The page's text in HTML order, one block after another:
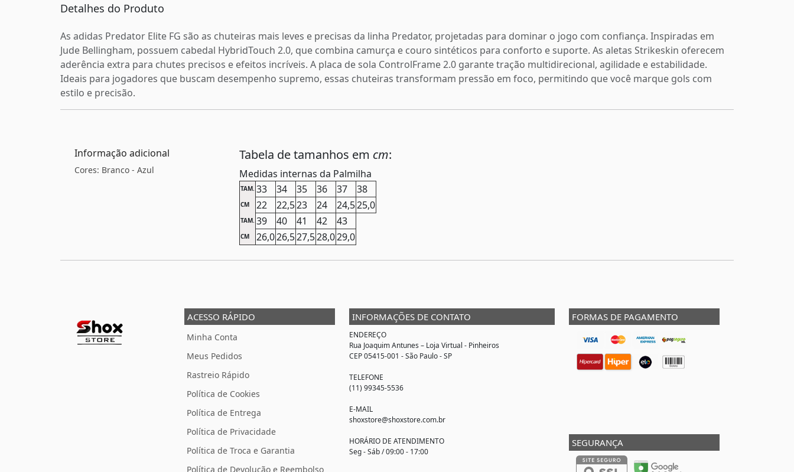
Detalhes do Produto
As adidas Predator Elite FG são as chuteiras mais leves e precisas da linha Predator, projetadas para dominar o jogo com confiança. Inspiradas em
Jude Bellingham, possuem cabedal HybridTouch 2.0, que combina camurça e couro sintéticos para conforto e suporte. As aletas Strikeskin oferecem
aderência extra para chutes precisos e efeitos incríveis. A placa de sola ControlFrame 2.0 garante tração multidirecional, agilidade e estabilidade.
Ideais para jogadores que buscam desempenho supremo, essas chuteiras transformam pressão em foco, permitindo que você marque gols com
estilo e precisão.
Informação adicional
Cores: Branco - Azul
Tabela de tamanhos em cm:
Medidas internas da Palmilha
TAM. 33 34 35 36 37 38
CM 22 22,523 24 24,525,0
TAM. 39 40 41 42 43
CM 26,026,527,528,029,0
ACESSO RÁPIDO
Minha Conta
Meus Pedidos
Rastreio Rápido
Política de Cookies
Política de Entrega
Política de Privacidade
Política de Troca e Garantia
Política de Devolução e Reembolso
INFORMAÇÕES DE CONTATO
ENDEREÇO
Rua Joaquim Antunes – Loja Virtual - Pinheiros
CEP 05415-001 - São Paulo - SP
TELEFONE
(11) 99345-5536
E-MAIL
shoxstore@shoxstore.com.br
HORÁRIO DE ATENDIMENTO
Seg - Sáb / 09:00 - 17:00
FORMAS DE PAGAMENTO
SEGURANÇA